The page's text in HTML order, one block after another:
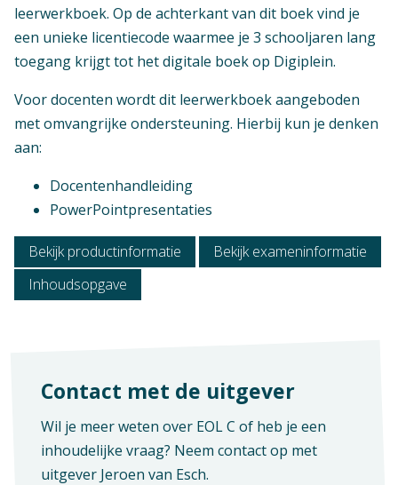
Niveau
Mbo 3, Mbo 4
Context
Mbo: Economie
Opleiding / Kwalificatiedossier
Commercie (t m cohort 2022)
Examen / Kwalificatie / Uitstroom
Intercedent
Geen hoofdstukken aanwezig
leerwerkboek. Op de achterkant van dit boek vind je
een unieke licentiecode waarmee je 3 schooljaren lang
toegang krijgt tot het digitale boek op Digiplein.
Voor docenten wordt dit leerwerkboek aangeboden
met omvangrijke ondersteuning. Hierbij kun je denken
aan:
Docentenhandleiding
PowerPointpresentaties
Bekijk productinformatie
Bekijk exameninformatie
Inhoudsopgave
Contact met de uitgever
Wil je meer weten over EOL C of heb je een
inhoudelijke vraag? Neem contact op met
uitgever Jeroen van Esch.